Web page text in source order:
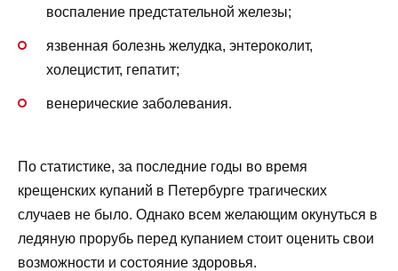
воспаление предстательной железы;
язвенная болезнь желудка, энтероколит,
холецистит, гепатит;
венерические заболевания.
По статистике, за последние годы во время
крещенских купаний в Петербурге трагических
случаев не было. Однако всем желающим окунуться в
ледяную прорубь перед купанием стоит оценить свои
возможности и состояние здоровья.